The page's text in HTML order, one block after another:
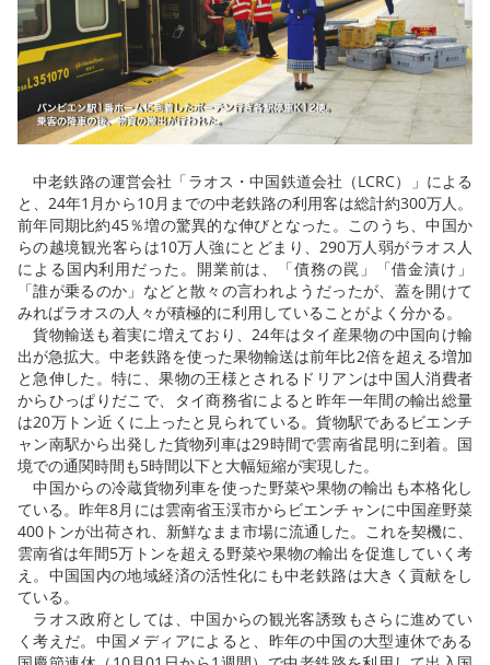
中老鉄路の運営会社「ラオス・中国鉄道会社（LCRC）」による
と、24年1月から10月までの中老鉄路の利用客は総計約300万人。
前年同期比約45％増の驚異的な伸びとなった。このうち、中国か
らの越境観光客らは10万人強にとどまり、290万人弱がラオス人
による国内利用だった。開業前は、「債務の罠」「借金漬け」
「誰が乗るのか」などと散々の言われようだったが、蓋を開けて
みればラオスの人々が積極的に利用していることがよく分かる。
貨物輸送も着実に増えており、24年はタイ産果物の中国向け輸
出が急拡大。中老鉄路を使った果物輸送は前年比2倍を超える増加
と急伸した。特に、果物の王様とされるドリアンは中国人消費者
からひっぱりだこで、タイ商務省によると昨年一年間の輸出総量
は20万トン近くに上ったと見られている。貨物駅であるビエンチ
ャン南駅から出発した貨物列車は29時間で雲南省昆明に到着。国
境での通関時間も5時間以下と大幅短縮が実現した。
中国からの冷蔵貨物列車を使った野菜や果物の輸出も本格化し
ている。昨年8月には雲南省玉渓市からビエンチャンに中国産野菜
400トンが出荷され、新鮮なまま市場に流通した。これを契機に、
雲南省は年間5万トンを超える野菜や果物の輸出を促進していく考
え。中国国内の地域経済の活性化にも中老鉄路は大きく貢献をし
ている。
ラオス政府としては、中国からの観光客誘致もさらに進めてい
く考えだ。中国メディアによると、昨年の中国の大型連休である